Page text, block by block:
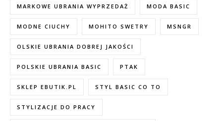
MARKOWE UBRANIA WYPRZEDAŻ MODA BASIC
MODNE CIUCHY MOHITO SWETRY MSNGR
OLSKIE UBRANIA DOBREJ JAKOŚCI
POLSKIE UBRANIA BASIC PTAK
SKLEP EBUTIK.PL STYL BASIC CO TO
STYLIZACJE DO PRACY